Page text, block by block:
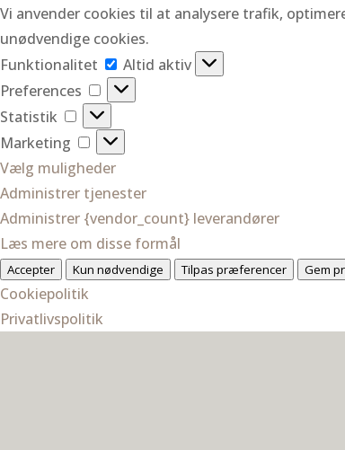
Vi anvender cookies til at analysere trafik,
unødvendige cookies.
Funktionalitet
Funktionalitet
Altid aktiv
Preferences
Preferences
Statistik
Statistik
Marketing
Marketing
Vælg muligheder
Administrer tjenester
Administrer {vendor_count} leverandører
Læs mere om disse formål
Accepter Kun nødvendige Tilpas præferencer Gem
Cookiepolitik
Privatlivspolitik